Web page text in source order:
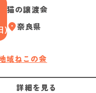
)
猫の譲渡会
奈良県
域ねこの会
詳細を見る